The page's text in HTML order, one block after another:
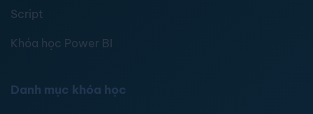
Script
Khóa học Power BI
Danh mục khóa học